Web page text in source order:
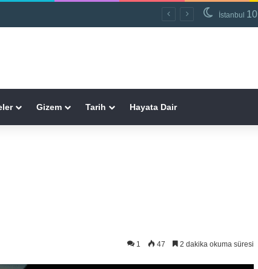
İstanbul 10
Gizem Tarih Hayata Dair
1 47 2 dakika okuma süresi